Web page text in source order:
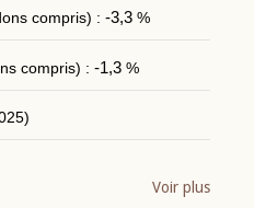
compris) : -3,3%
compris) : -1,3%
Voir plus